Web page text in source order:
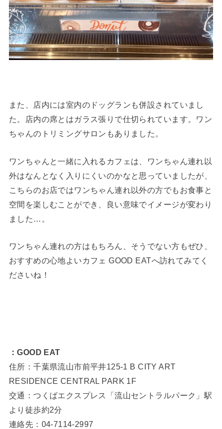
また、店内には室内のドッグランも併設されていまし
た。店内の席とはガラス張りで仕切られています。ワン
ちゃんのトリミングサロンもありました。
ワンちゃんと一緒に入れるカフェは、ワンちゃん連れ以
外はなんとなく入りにくいのかなと思っていましたが、
こちらのお店ではワンちゃん連れ以外の方でもお食事と
空間を楽しむことができ、良い意味でイメージが変わり
ました…。
ワンちゃん連れの方はもちろん、そうでない方もぜひ、
おすすめの心地よいカフェ GOOD EATへ訪れてみてく
ださいね！
：GOOD EAT
住所：千葉県流山市前平井125-1 B CITY ART
RESIDENCE CENTRAL PARK 1F
交通：つくばエクスプレス「流山セントラルパーク」駅
より徒歩約2分
連絡先：04-7114-2997